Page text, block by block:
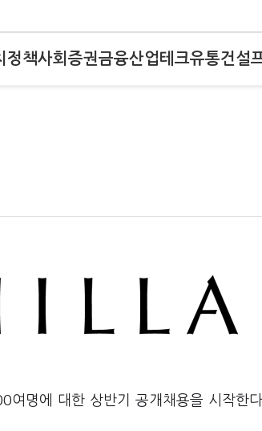
정책사회 증권금융산업테크유통건설
여명에 대한 상반기 공개채용을 시작한